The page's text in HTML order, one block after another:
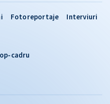
Fotoreportaje
Interviuri
cadru